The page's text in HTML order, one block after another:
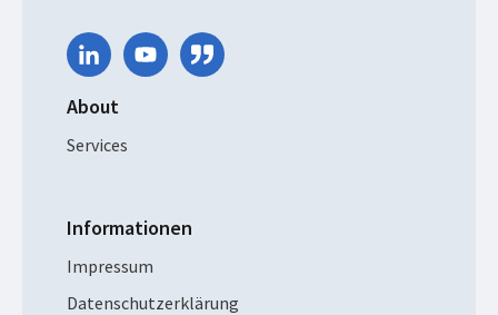
About
Services
Informationen
Impressum
Datenschutzerklärung